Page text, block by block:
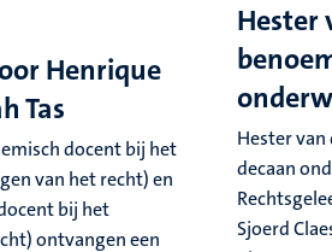
Henrique
Tas
docent bij het
van het recht) en
bij het
ontvangen een
Hester
Hester
decaan
Sjoerd